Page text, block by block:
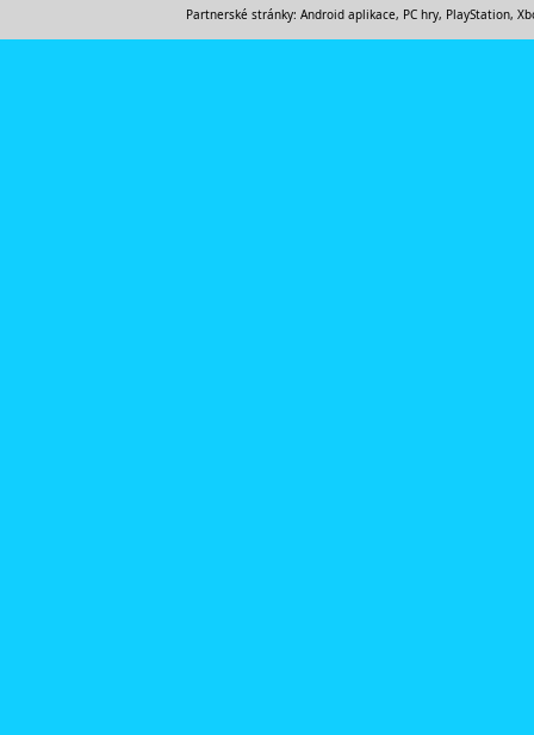
Partnerské stránky: Android aplikace, PC hry, PlayStation,